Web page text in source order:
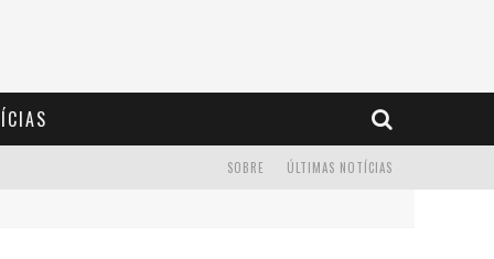
ÚLTIMAS NOTÍCIAS
SOBRE